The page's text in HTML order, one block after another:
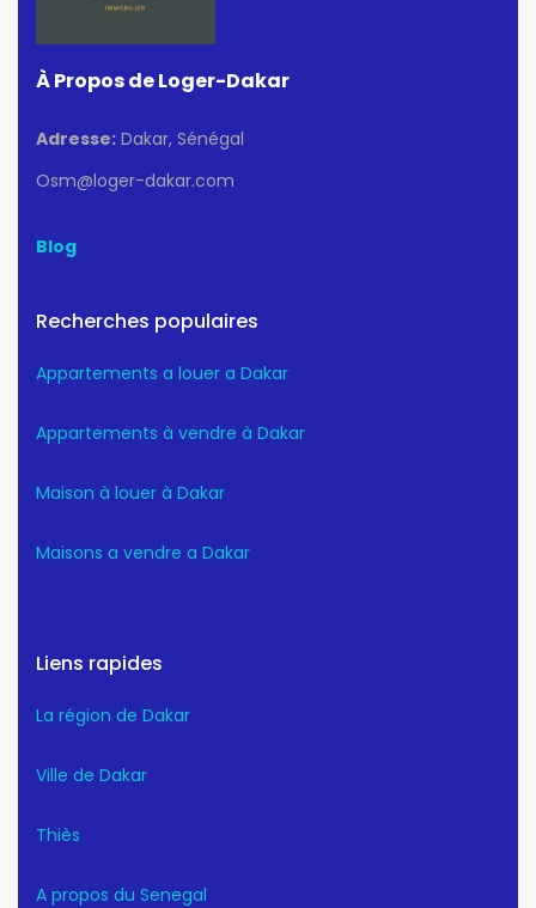
À Propos de Loger-Dakar
Adresse: Dakar, Sénégal
Osm@loger-dakar.com
Blog
Recherches populaires
Appartements a louer a Dakar
Appartements à vendre à Dakar
Maison à louer à Dakar
Maisons a vendre a Dakar
Liens rapides
La région de Dakar
Ville de Dakar
Thiès
A propos du Senegal